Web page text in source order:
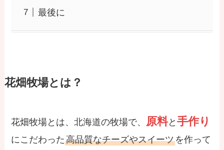
最後に
花畑牧場とは？
花畑牧場とは、北海道の牧場で、 原料と手作り
にこだわった高品質なチーズやスイーツを作って